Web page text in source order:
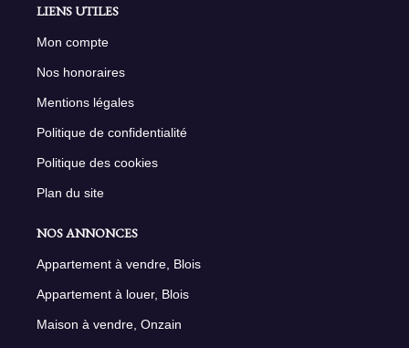
LIENS UTILES
Mon compte
Nos honoraires
Mentions légales
Politique de confidentialité
Politique des cookies
Plan du site
NOS ANNONCES
Appartement à vendre, Blois
Appartement à louer, Blois
Maison à vendre, Onzain